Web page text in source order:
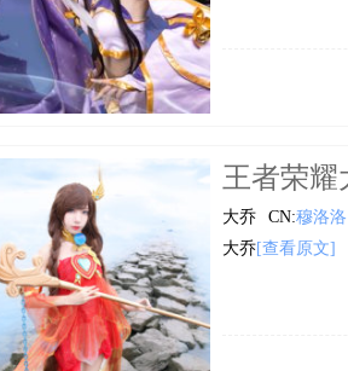
王者荣耀
大乔 CN:穆洛洛
大乔[查看原文]